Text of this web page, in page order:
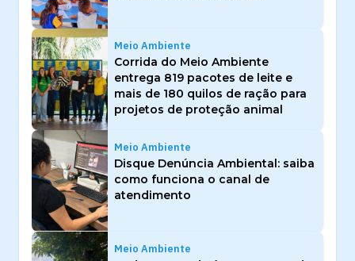
Meio Ambiente
Corrida do Meio Ambiente
entrega 819 pacotes de leite e
mais de 180 quilos de ração para
projetos de proteção animal
Meio Ambiente
Disque Denúncia Ambiental: saiba
como funciona o canal de
atendimento
Meio Ambiente